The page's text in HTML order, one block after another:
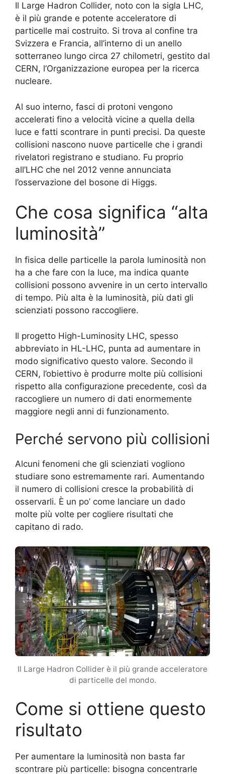
Il Large Hadron Collider, noto con la sigla LHC,
è il più grande e potente acceleratore di
particelle mai costruito. Si trova al confine tra
Svizzera e Francia, all’interno di un anello
sotterraneo lungo circa 27 chilometri, gestito dal
CERN, l’Organizzazione europea per la ricerca
nucleare.
Al suo interno, fasci di protoni vengono
accelerati fino a velocità vicine a quella della
luce e fatti scontrare in punti precisi. Da queste
collisioni nascono nuove particelle che i grandi
rivelatori registrano e studiano. Fu proprio
all’LHC che nel 2012 venne annunciata
l’osservazione del bosone di Higgs.
Che cosa significa “alta
luminosità”
In fisica delle particelle la parola luminosità non
ha a che fare con la luce, ma indica quante
collisioni possono avvenire in un certo intervallo
di tempo. Più alta è la luminosità, più dati gli
scienziati possono raccogliere.
Il progetto High-Luminosity LHC, spesso
abbreviato in HL-LHC, punta ad aumentare in
modo significativo questo valore. Secondo il
CERN, l’obiettivo è produrre molte più collisioni
rispetto alla configurazione precedente, così da
raccogliere un numero di dati enormemente
maggiore negli anni di funzionamento.
Perché servono più collisioni
Alcuni fenomeni che gli scienziati vogliono
studiare sono estremamente rari. Aumentando
il numero di collisioni cresce la probabilità di
osservarli. È un po’ come lanciare un dado
molte più volte per cogliere risultati che
capitano di rado.
Il Large Hadron Collider è il più grande acceleratore
di particelle del mondo.
Come si ottiene questo
risultato
Per aumentare la luminosità non basta far
scontrare più particelle: bisogna concentrarle